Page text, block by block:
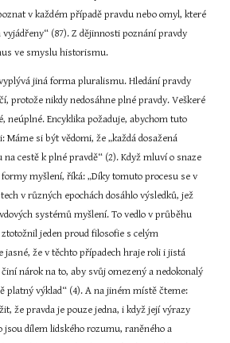
v každém případě pravdu nebo omyl, které
(87). Z dějinnosti poznání pravdy
ve smyslu historismu.
jiná forma pluralismu. Hledání pravdy
protože nikdy nedosáhne plné pravdy. Veškeré
neúplné. Encyklika požaduje, abychom tuto
Máme si být vědomi, že „každá dosažená
na cestě k plné pravdě“ (2). Když mluví o snaze
myšlení, říká: „Díky tomuto procesu se v
v různých epochách dosáhlo výsledků, jež
systémů myšlení. To vedlo v průběhu
jeden proud filosofie s celým
jasné, že v těchto případech hraje roli i jistá
nárok na to, aby svůj omezený a nedokonalý
platný výklad“ (4). A na jiném místě čteme:
že pravda je pouze jedna, i když její výrazy
jsou dílem lidského rozumu, raněného a